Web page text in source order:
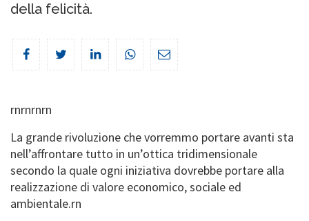
della felicità.
rnrnrnrn
La grande rivoluzione che vorremmo portare avanti sta
nell’affrontare tutto in un’ottica tridimensionale
secondo la quale ogni iniziativa dovrebbe portare alla
realizzazione di valore economico, sociale ed
ambientale.rn